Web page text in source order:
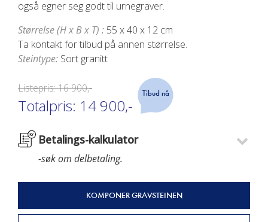
også egner seg godt til urnegraver.
Størrelse (H x B x T) : 55 x 40 x 12 cm
Ta kontakt for tilbud på annen størrelse.
Steintype: Sort granitt
Listepris:16 900,-
Totalpris: 14 900,-
Tibud nå
Betalings-kalkulator
-søk om delbetaling.
KOMPONER GRAVSTEINEN